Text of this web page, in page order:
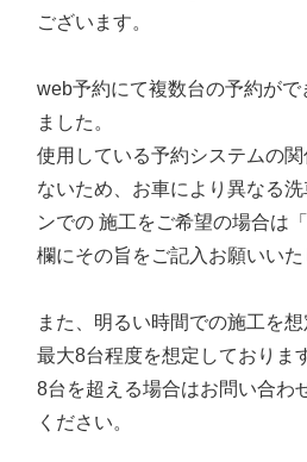
ございます。
web予約にて複数台の予約が
ました。
使用している予約システムの
ないため、お車により異なる
ンでの 施工をご希望の場合は
欄にその旨をご記入お願いいた
また、明るい時間での施工を
最大8台程度を想定しておりま
8台を超える場合はお問い合わ
ください。